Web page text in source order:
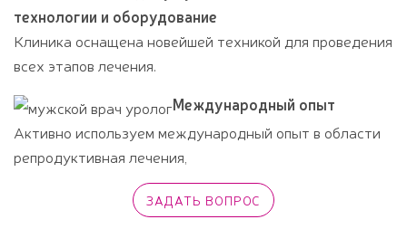
технологии и оборудование
Клиника оснащена новейшей техникой для проведения
всех этапов лечения.
Международный опыт
Активно используем международный опыт в области
репродуктивная лечения,